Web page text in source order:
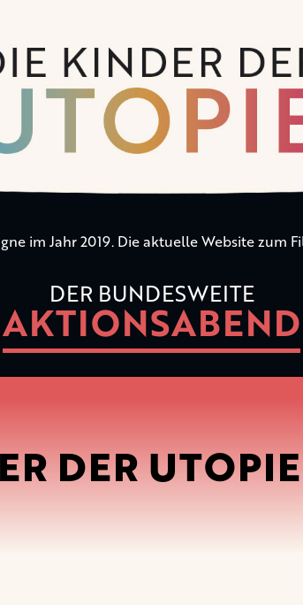
im Jahr 2019. Die aktuelle Website zum
DER BUNDESWEITE
AKTIONSABEND
DER